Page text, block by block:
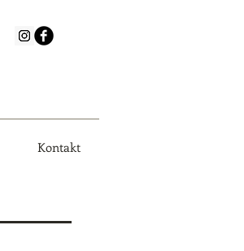
Kontakt